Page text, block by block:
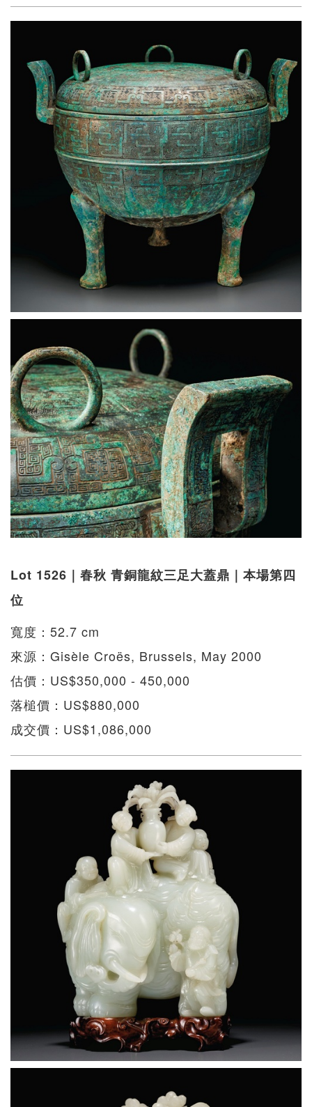
Lot 1526｜春秋 青銅龍紋三足大蓋鼎｜本場第四
位
寬度：52.7 cm
來源：Gisèle Croës, Brussels, May 2000
估價：US$350,000 - 450,000
落槌價：US$880,000
成交價：US$1,086,000